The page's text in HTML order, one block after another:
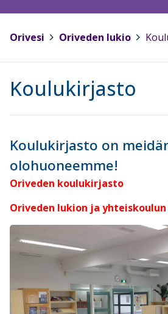
Orivesi Oriveden lukio
Koulukirjasto
Koulukirjasto on
olohuoneemme!
Oriveden koulukirjasto
Oriveden lukion ja